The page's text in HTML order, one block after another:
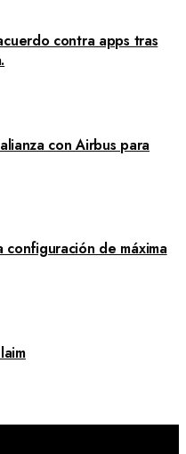
contra apps tras
con Airbus para
de máxima